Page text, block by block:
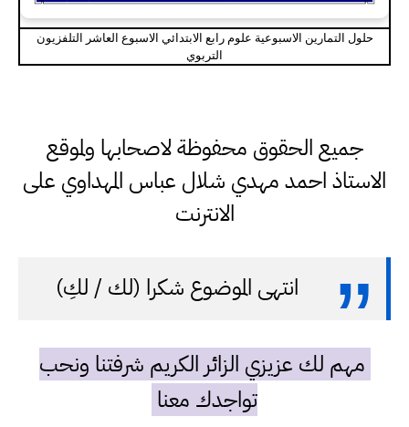
حلول التمارين الاسبوعية علوم رابع الابتدائي الاسبوع العاشر التلفزيون
التربوي
جميع الحقوق محفوظة لاصحابها ولموقع
الاستاذ احمد مهدي شلال عباس المهداوي على
الانترنت
انتهى الموضوع شكرا (لك / لكِ)
مهم لك عزيزي الزائر الكريم شرفتنا ونحب
تواجدك معنا